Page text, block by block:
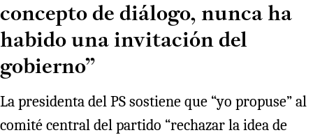
concepto de diálogo, nunca ha
habido una invitación del
gobierno”
La presidenta del PS sostiene que “yo propuse” al
comité central del partido “rechazar la idea de